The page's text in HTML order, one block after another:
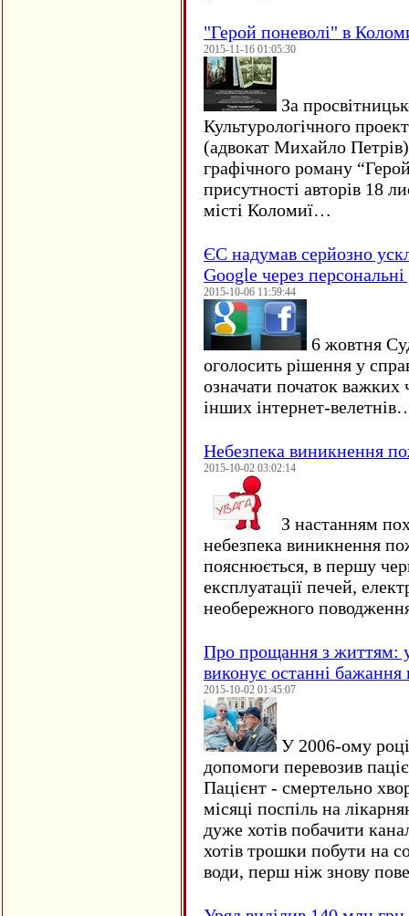
"Герой поневолі" в
2015-11-16 01:05:30
За
Культурологічного
(адвокат Михайло
графічного роману
присутності авторів 18
місті Коломиї…
ЄC надумав серйозно
Google через персональні
2015-10-06 11:59:44
6 жовтня
оголосить рішення у
означати початок важких
інших інтернет-
Небезпека виникнення
2015-10-02 03:02:14
З настанням
небезпека виникнення
пояснюється, в першу
експлуатації печей,
необережного
Про прощання з життям:
виконує останні
2015-10-02 01:45:07
У 2006-ому
допомоги перевозив
Пацієнт - смертельно
місяці поспіль на
дуже хотів побачити
хотів трошки побути на
води, перш ніж знову